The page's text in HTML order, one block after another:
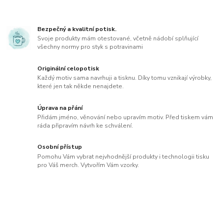
Bezpečný a kvalitní potisk.
Svoje produkty mám otestované, včetně nádobí splňující
všechny normy pro styk s potravinami
Originální celopotisk
Každý motiv sama navrhuji a tisknu. Díky tomu vznikají výrobky,
které jen tak někde nenajdete.
Úprava na přání
Přidám jméno, věnování nebo upravím motiv. Před tiskem vám
ráda připravím návrh ke schválení.
Osobní přístup
Pomohu Vám vybrat nejvhodnější produkty i technologii tisku
pro Váš merch. Vytvořím Vám vzorky.